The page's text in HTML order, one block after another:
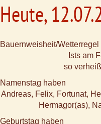
Heute,
Bauernweisheit/Wetterregel
Ists am
so
Namenstag haben
Andreas, Felix, Fortunat,
Hermagor(as),
Geburtstag haben